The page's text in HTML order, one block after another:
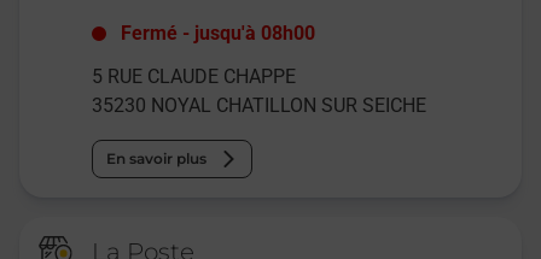
Fermé - jusqu'à 08h00
5 RUE CLAUDE CHAPPE
35230 NOYAL CHATILLON SUR SEICHE
En savoir plus
La Poste